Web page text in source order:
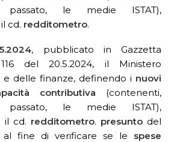
le medie ISTAT),
il cd. redditometro.
, pubblicato in Gazzetta
del 20.5.2024, il Ministero
e delle finanze, definendo i nuovi
contributiva (contenenti,
le medie ISTAT),
il cd. redditometro. presunto del
al fine di verificare se le spese